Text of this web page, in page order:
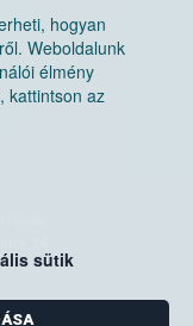
hogyan
Weboldalunk
élmény
kattintson az
sütik
30.